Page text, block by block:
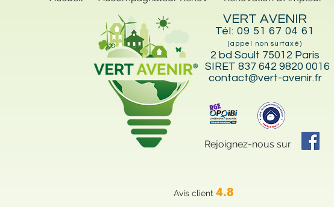
VERT AVENIR
Tél: 09 51 67 04 61
(appel non surtaxé)
2 bd Soult 75012 Paris
SIRET 837 642 9820 0016
contact@vert-avenir.fr
Rejoignez-nous sur
Avis client 4.8